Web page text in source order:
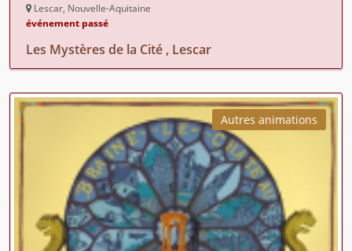
Lescar, Nouvelle-Aquitaine
événement passé
Les Mystères de la Cité , Lescar
Autres animations